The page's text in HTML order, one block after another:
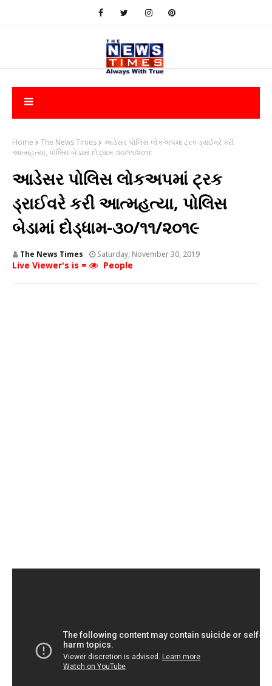
Home The News Times
આડેસર પોલિસ લોકઅપમાં ટ્રક ડ્રાઈવરે કરી
આત્મહત્યા, પોલિસ બેડામાં દોડ્ધામ-૩૦/૧૧/૨૦૧૯
આડેસર પોલિસ લોકઅપમાં ટ્રક
ડ્રાઈવરે કરી આત્મહત્યા, પોલિસ
બેડામાં દોડ્ધામ-૩૦/૧૧/૨૦૧૯
The News Times Saturday, November 30, 2019
Live Viewer's is = People